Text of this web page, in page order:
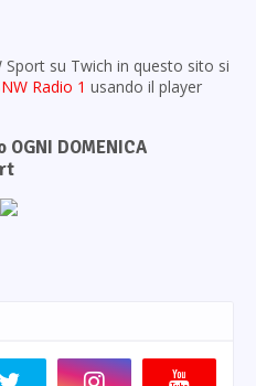
su Twich in questo sito si
Radio 1 usando il player
DOMENICA